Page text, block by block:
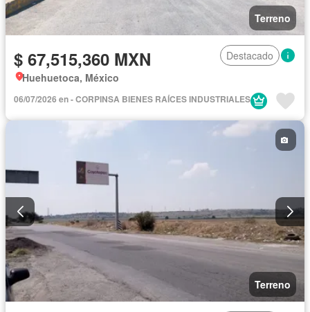
Terreno
$ 67,515,360 MXN
Destacado
Huehuetoca, México
06/07/2026 en - CORPINSA BIENES RAÍCES INDUSTRIALES
Terreno